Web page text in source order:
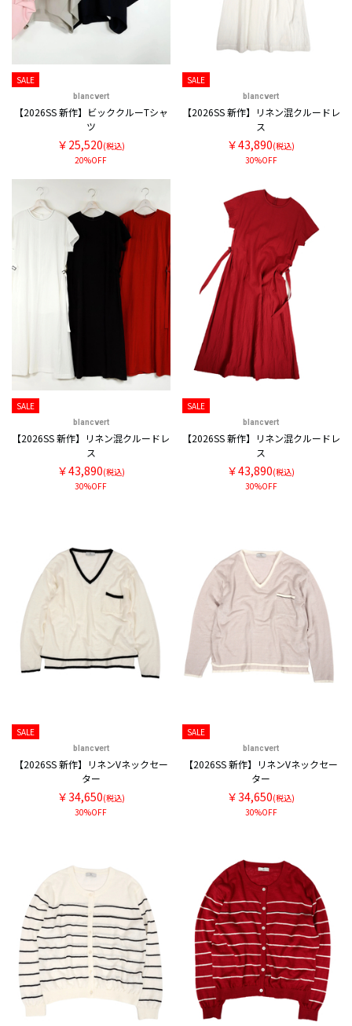
SALE
blancvert
【2026SS 新作】ビッククルーTシャ
ツ
￥25,520(税込)
20%OFF
SALE
blancvert
【2026SS 新作】リネン混クルードレ
ス
￥43,890(税込)
30%OFF
SALE
blancvert
【2026SS 新作】リネン混クルードレ
ス
￥43,890(税込)
30%OFF
SALE
blancvert
【2026SS 新作】リネン混クルードレ
ス
￥43,890(税込)
30%OFF
SALE
blancvert
【2026SS 新作】リネンVネックセー
ター
￥34,650(税込)
30%OFF
SALE
blancvert
【2026SS 新作】リネンVネックセー
ター
￥34,650(税込)
30%OFF